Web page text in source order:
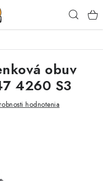
obuv
4260 S3
hodnotenia